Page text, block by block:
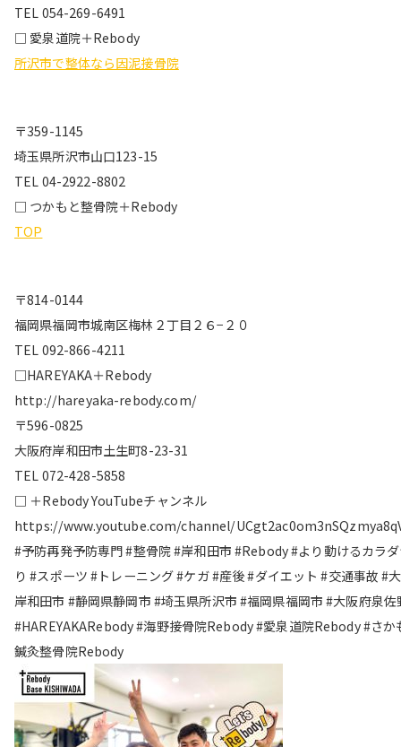
TEL 054-269-6491
□ 愛泉道院＋Rebody
所沢市で整体なら因泥接骨院
〒359-1145
埼玉県所沢市山口123-15
TEL 04-2922-8802
□ つかもと整骨院＋Rebody
TOP
〒814-0144
福岡県福岡市城南区梅林２丁目２６−２０
TEL 092-866-4211
□HAREYAKA＋Rebody
http://hareyaka-rebody.com/
〒596-0825
大阪府岸和田市土生町8-23-31
TEL 072-428-5858
□ ＋Rebody YouTubeチャンネル
https://www.youtube.com/channel/
#予防再発予防専門 #整骨院 #岸和田市 #Rebody #より動けるカラ
り #スポーツ #トレーニング #ケガ #産後 #ダイエット #交通事故 #
岸和田市 #静岡県静岡市 #埼玉県所沢市 #福岡県福岡市 #大阪府泉佐
#HAREYAKARebody #海野接骨院Rebody #愛泉道院Rebody #さか
鍼灸整骨院Rebody